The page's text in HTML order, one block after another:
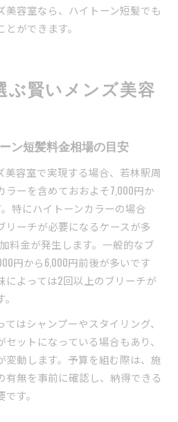
美容室なら、ハイトーン短髪でも
ができます。
ぶ賢いメンズ美容
ン短髪料金相場の目安
美容室で実現する場合、若林駅周
ーを含めておおよそ7,000円か
特にハイトーンカラーの場合
リーチが必要になるケースが多
料金が発生します。一般的なブ
円から6,000円前後が多いです
によっては2回以上のブリーチが
はシャンプーやスタイリング、
ットになっている場合もあり、
変動します。予算を組む際は、施
有無を事前に確認し、納得できる
す。